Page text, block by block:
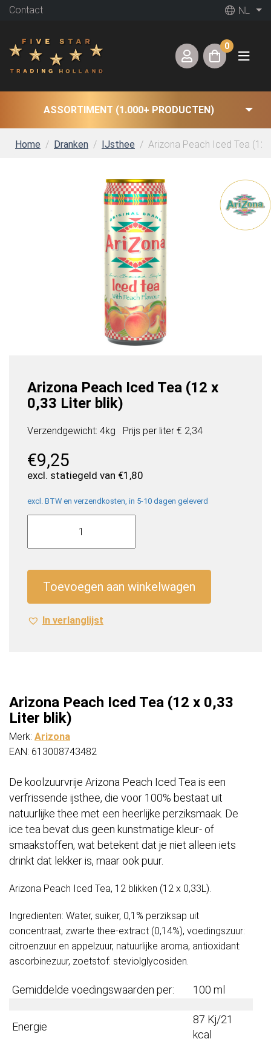
Contact NL
0
ASSORTIMENT (1.000+ PRODUCTEN)
Home Dranken IJsthee Arizona Peach Iced Tea (12
Arizona Peach Iced Tea (12 x
0,33 Liter blik)
Verzendgewicht: 4kg Prijs per liter € 2,34
€9,25
excl. statiegeld van €1,80
excl. BTW en verzendkosten, in 5-10 dagen geleverd
Arizona
Iced
0,33
Liter
Toevoegen aan winkelwagen
In verlanglijst
Arizona Peach Iced Tea (12 x 0,33
Liter blik)
Merk: Arizona
EAN: 613008743482
De koolzuurvrije Arizona Peach Iced Tea is een
verfrissende ijsthee, die voor 100% bestaat uit
natuurlijke thee met een heerlijke perziksmaak. De
ice tea bevat dus geen kunstmatige kleur- of
smaakstoffen, wat betekent dat je niet alleen iets
drinkt dat lekker is, maar ook puur.
Arizona Peach Iced Tea, 12 blikken (12 x 0,33L).
Ingredienten: Water, suiker, 0,1% perziksap uit
concentraat, zwarte thee-extract (0,14%), voedingszuur:
citroenzuur en appelzuur, natuurlijke aroma, antioxidant:
ascorbinezuur, zoetstof: steviolglycosiden.
Gemiddelde voedingswaarden per: 100 ml
Energie
87 Kj/21
kcal